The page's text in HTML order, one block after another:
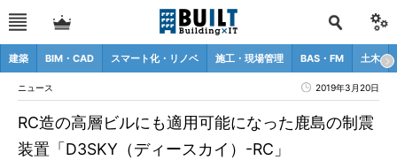
建築 BIM・CAD スマート化・リノベ 施工・現場管理 BAS・FM 土木
ニュース 2019年3月20日
RC造の高層ビルにも適用可能になった鹿島の制震
装置「D3SKY（ディースカイ）-RC」